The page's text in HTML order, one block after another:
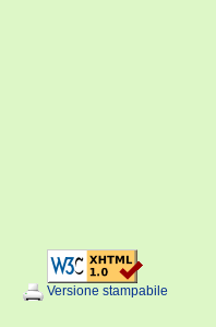
Versione stampabile